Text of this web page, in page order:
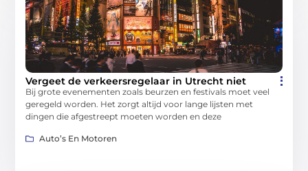
Vergeet de verkeersregelaar in Utrecht niet
Bij grote evenementen zoals beurzen en festivals moet veel
geregeld worden. Het zorgt altijd voor lange lijsten met
dingen die afgestreept moeten worden en deze
Auto’s En Motoren